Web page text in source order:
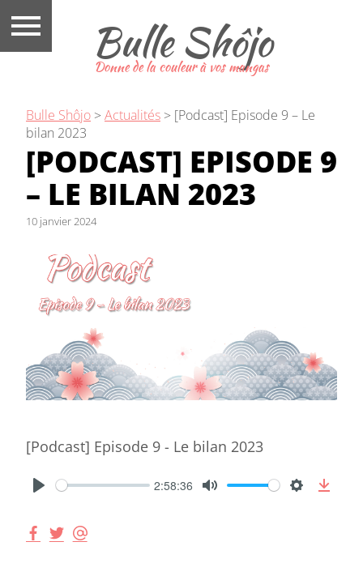
Bulle Shôjo
Donne de la couleur à vos mangas
Bulle Shôjo >Actualités > [Podcast] Episode 9 – Le
bilan 2023
[PODCAST] EPISODE 9
– LE BILAN 2023
10 janvier 2024
[Podcast] Episode 9 - Le bilan 2023
2:58:36